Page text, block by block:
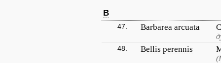
B
47. Barbarea arcuata
48. Bellis perennis